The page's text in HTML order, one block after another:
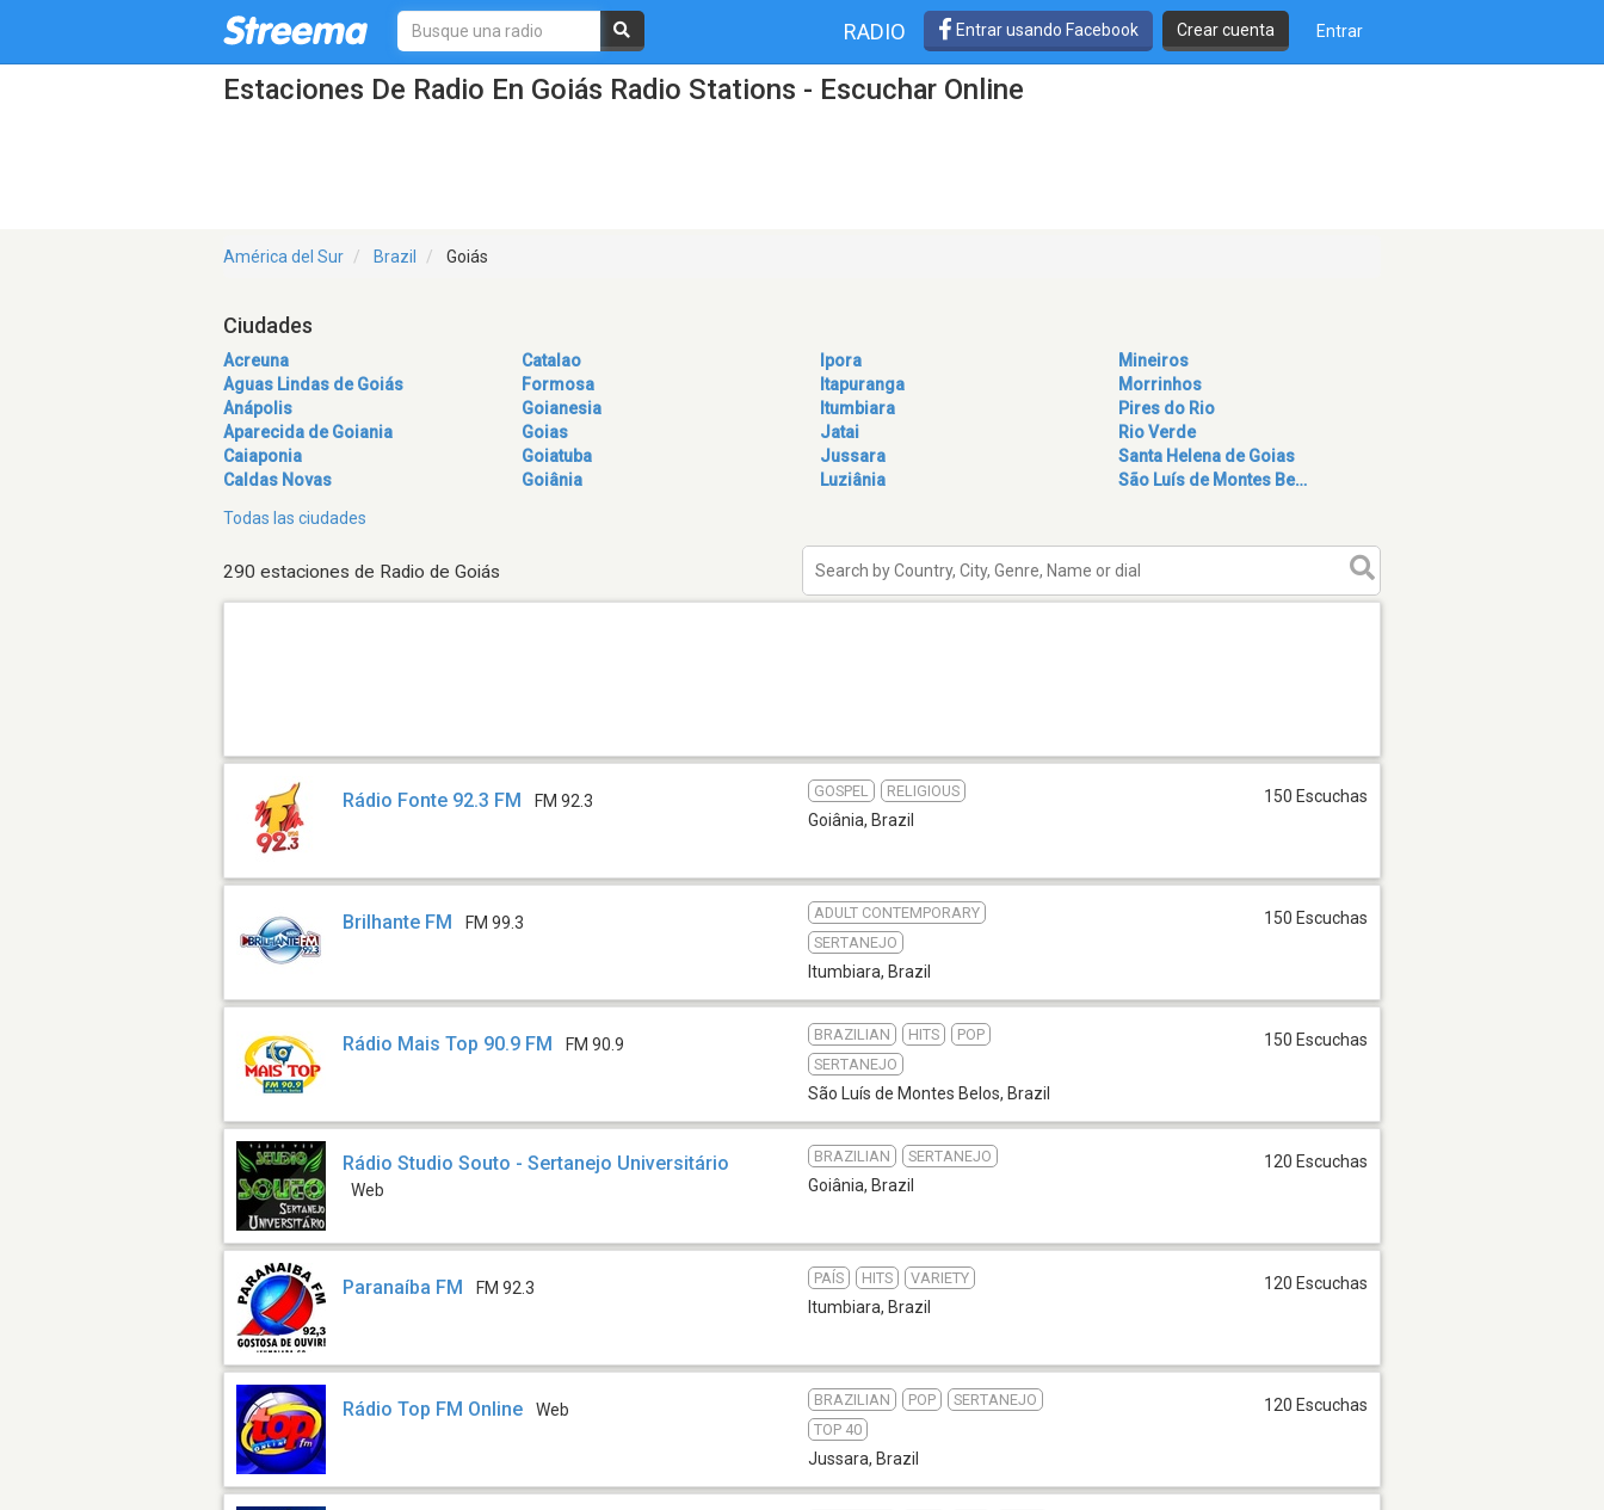
RADIO Entrar usando Facebook Crear cuenta Entrar
Estaciones De Radio En Goiás Radio Stations - Escuchar Online
América del Sur Brazil Goiás
Ciudades
Acreuna
Aguas Lindas de Goiás
Anápolis
Aparecida de Goiania
Caiaponia
Caldas Novas
Catalao
Formosa
Goianesia
Goias
Goiatuba
Goiânia
Ipora
Itapuranga
Itumbiara
Jatai
Jussara
Luziânia
Mineiros
Morrinhos
Pires do Rio
Rio Verde
Santa Helena de Goias
São Luís de Montes Be…
Todas las ciudades
290 estaciones de Radio de Goiás
Rádio Fonte 92.3 FM FM 92.3
GOSPEL RELIGIOUS
Goiânia, Brazil
150 Escuchas
Brilhante FM FM 99.3
ADULT CONTEMPORARY
SERTANEJO
Itumbiara, Brazil
150 Escuchas
Rádio Mais Top 90.9 FM FM 90.9
BRAZILIAN HITS
POP
SERTANEJO
São Luís de Montes Belos, Brazil
150 Escuchas
Rádio Studio Souto - Sertanejo Universitário
Web
BRAZILIAN SERTANEJO
Goiânia, Brazil
120 Escuchas
Paranaíba FM FM 92.3
PAÍS HITS VARIETY
Itumbiara, Brazil
120 Escuchas
Rádio Top FM Online Web
BRAZILIAN POP
SERTANEJO
TOP 40
Jussara, Brazil
120 Escuchas